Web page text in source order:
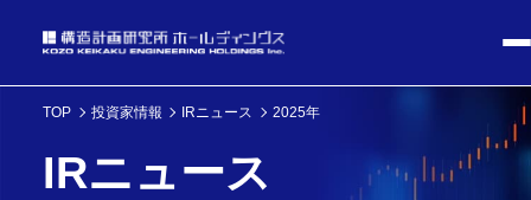
TOP 投資家情報 IRニュース 2025年
IRニュース